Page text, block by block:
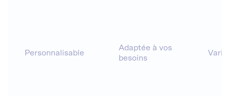
Personnalisable
Adaptée à vos
besoins